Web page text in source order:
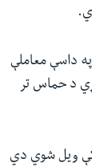
داسې معاملې
د حماس تر
کې ویل شوي دي